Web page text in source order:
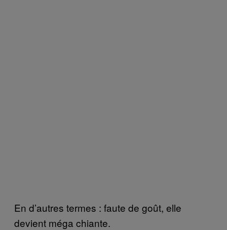
En d’autres termes : faute de goût, elle
devient méga chiante.